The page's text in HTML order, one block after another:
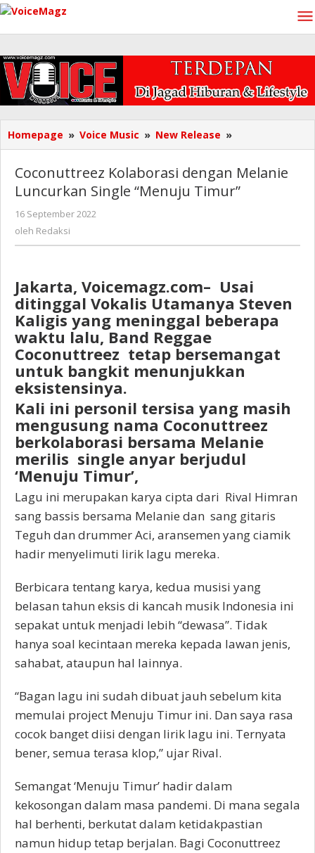
Lewati
konten
Homepage » Voice Music » New Release »
Kolaborasi
Melanie
Luncurkan
Coconuttreez Kolaborasi dengan Melanie
Luncurkan Single “Menuju Timur”
16 September 2022
oleh Redaksi
Jakarta, Voicemagz.com– Usai
ditinggal Vokalis Utamanya Steven
Kaligis yang meninggal beberapa
waktu lalu, Band Reggae
Coconuttreez tetap bersemangat
untuk bangkit menunjukkan
eksistensinya.
Kali ini personil tersisa yang masih
mengusung nama Coconuttreez
berkolaborasi bersama Melanie
merilis single anyar berjudul
‘Menuju Timur’,
Lagu ini merupakan karya cipta dari Rival Himran
sang bassis bersama Melanie dan sang gitaris
Teguh dan drummer Aci, aransemen yang ciamik
hadir menyelimuti lirik lagu mereka.
Berbicara tentang karya, kedua musisi yang
belasan tahun eksis di kancah musik Indonesia ini
sepakat untuk menjadi lebih “dewasa”. Tidak
hanya soal kecintaan mereka kepada lawan jenis,
sahabat, ataupun hal lainnya.
“Bagan lagu ini sudah dibuat jauh sebelum kita
memulai project Menuju Timur ini. Dan saya rasa
cocok banget diisi dengan lirik lagu ini. Ternyata
bener, semua terasa klop,” ujar Rival.
Semangat ‘Menuju Timur’ hadir dalam
kekosongan dalam masa pandemi. Di mana segala
hal berhenti, berkutat dalam ketidakpastian
namun hidup tetap berjalan. Bagi Coconuttreez